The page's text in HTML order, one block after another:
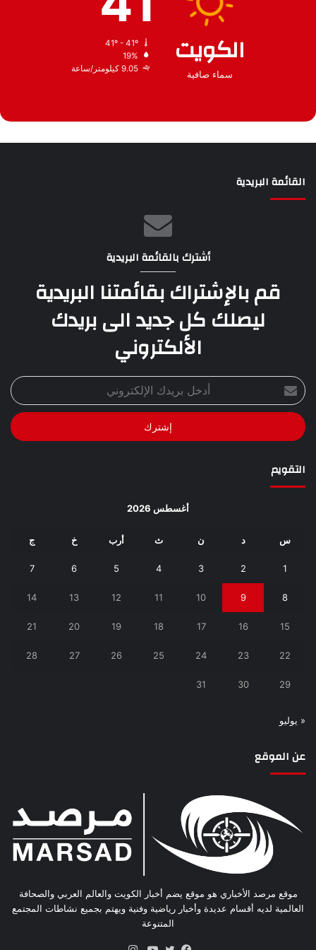
الكويت
سماء صافية
19%
9.05 كيلومتر/ساعة
القائمة البريدية
أشترك بالقائمة البريدية
قم بالإشتراك بقائمتنا البريدية
ليصلك كل جديد الى بريدك
الألكتروني
أدخل
بريدك
الإلكتروني
التقويم
أغسطس 2026
س د ن ث أرب خ ج
1
2
3
4
5
6
7
8
9
10
11
12
13
14
15
16
17
18
19
20
21
22
23
24
25
26
27
28
29
30
31
« يوليو
عن الموقع
موقع مرصد الأخباري هو موقع يضم أخبار الكويت والعالم العربي والصحافة
العالمية لديه أقسام عديدة وأخبار رياضية وفنية ويهتم بجميع نشاطات المجتمع
المتنوعة